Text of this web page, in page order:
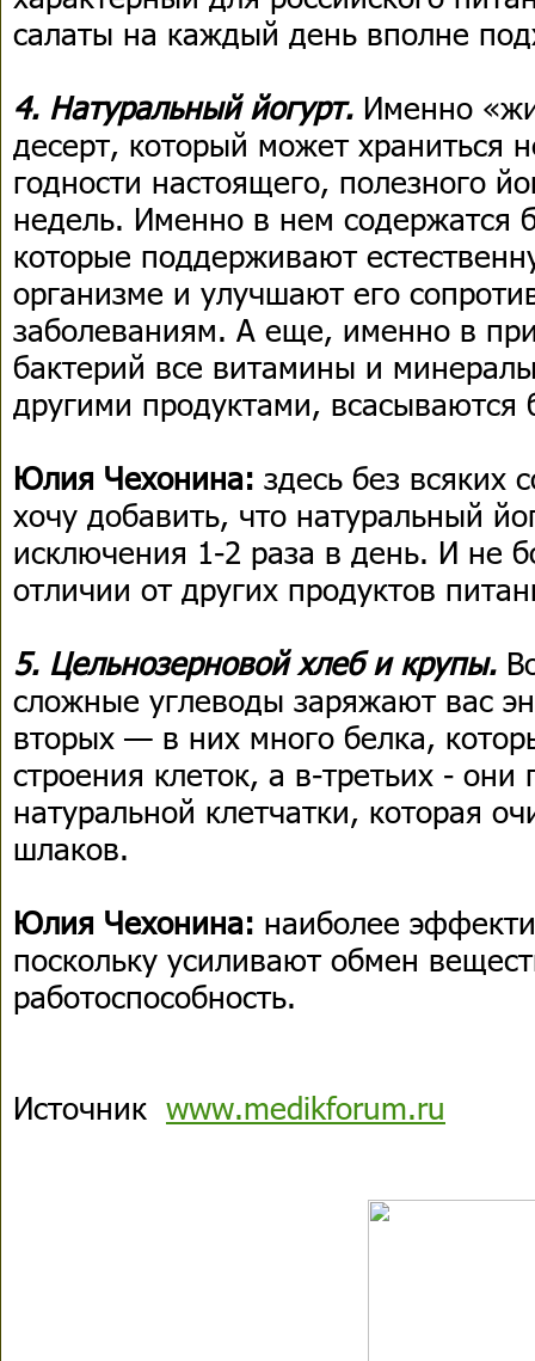
салаты на каждый день вполне
4. Натуральный йогурт. Именно
десерт, который может храниться
годности настоящего, полезного
недель. Именно в нем содержатся
которые поддерживают
организме и улучшают его
заболеваниям. А еще, именно в
бактерий все витамины и
другими продуктами,
Юлия Чехонина: здесь без всяких
хочу добавить, что натуральный
исключения 1-2 раза в день. И не
отличии от других продуктов
5. Цельнозерновой хлеб и крупы.
сложные углеводы заряжают вас
вторых — в них много белка,
строения клеток, а в-третьих - они
натуральной клетчатки, которая
шлаков.
Юлия Чехонина: наиболее
поскольку усиливают обмен
работоспособность.
Источник www.medikforum.ru